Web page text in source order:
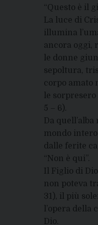
“Questo è il
La luce di
illumina
ancora oggi,
le donne
sepoltura,
corpo amato
le sorpresero
5 – 6).
Da
mondo
dalle ferite
“Non è qui”.
Il Figlio di
non poteva
31), il più
l’opera della
Dio.